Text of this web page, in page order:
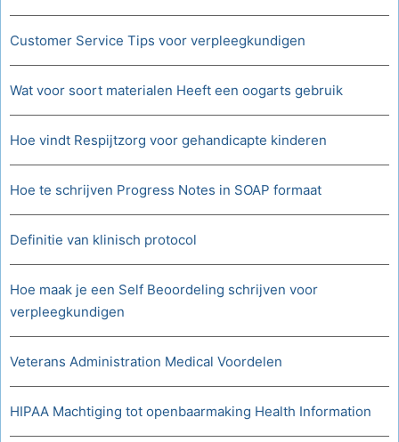
Customer Service Tips voor verpleegkundigen
Wat voor soort materialen Heeft een oogarts gebruik
Hoe vindt Respijtzorg voor gehandicapte kinderen
Hoe te schrijven Progress Notes in SOAP formaat
Definitie van klinisch protocol
Hoe maak je een Self Beoordeling schrijven voor
verpleegkundigen
Veterans Administration Medical Voordelen
HIPAA Machtiging tot openbaarmaking Health Information